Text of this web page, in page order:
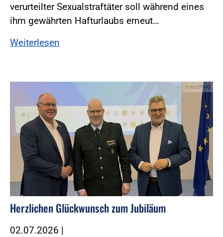
verurteilter Sexualstraftäter soll während eines
ihm gewährten Hafturlaubs erneut…
Weiterlesen
Foto:DPolG
Herzlichen Glückwunsch zum Jubiläum
02.07.2026 |